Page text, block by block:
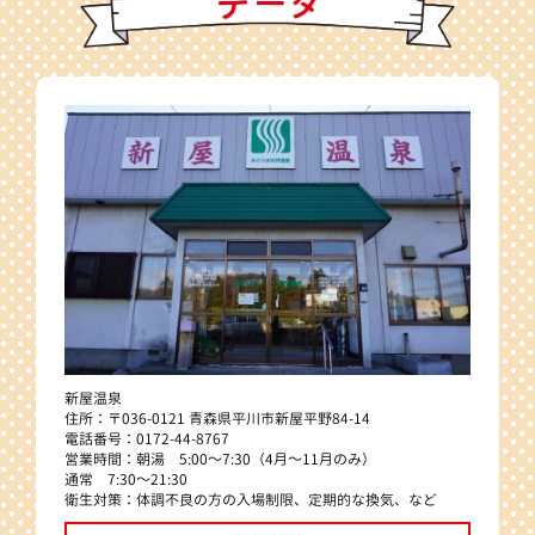
新屋温泉
住所：〒036-0121 青森県平川市新屋平野84-14
電話番号：0172-44-8767
営業時間：朝湯 5:00～7:30（4月～11月のみ）
通常 7:30～21:30
衛生対策：体調不良の方の入場制限、定期的な換気、など